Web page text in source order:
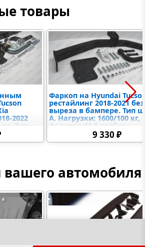
товары
2022
Тип
75 кг,
(без
Фаркоп на Hyundai
рестайлинг 2018-2021 без
выреза в бампере. Тип
A. Нагрузки: 1600/100 кг,
фаркопа 16,5 кг (без
электрики в комплекте)
9 330 ₽
вашего автомобиля